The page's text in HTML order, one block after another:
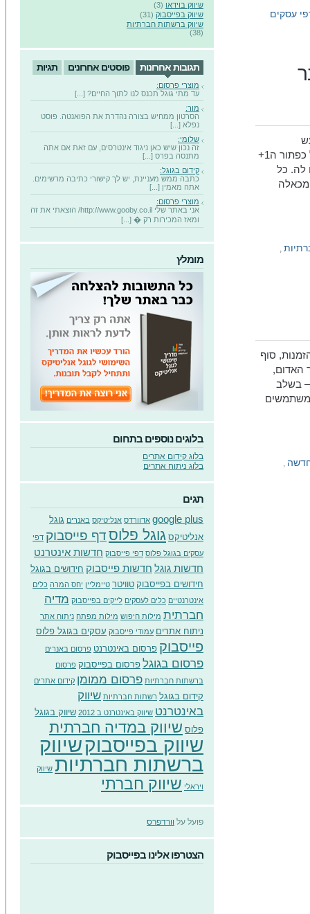
עסקים
והתרגשות. כתבתי גם על השינוי הצפוי בתוצאות חיפוש עקב השקה של כפתור ה1+
לה. כל
מכאלה
,
סוף
האדום,
– בשלב
,
שיווק בוידאו (3)
שיווק בפייסבוק (31)
שיווק ברשתות חברתיות
(38)
תגובות אחרונות פוסטים אחרונים תגיות
מוצרי פרסום:
עד מתי גוגל תכנס לנו לתוך החיים? [...]
מור:
הסרטון ממחיש בצורה נהדרת את הפואנטה. פוסט
נפלא [...]
שלומי:
זה נכון שיש כאן ניגוד אינטרסים, עם זאת אם אתה
מתנסה בפרס [...]
קידום בגוגל:
כתבה ממש מעניינת, יש לך קישורי כתיבה מרשימים.
אתה מאמין [...]
מוצרי פרסום:
אני באתר שלי http://www.gooby.co.il/ הוצאתי את זה
ומאז המכירות רק � [...]
מומלץ
בלוגים נוספים בתחום
בלוג קידום אתרים
בלוג ניתוח אתרים
תגים
google plus אדוורדס אנליטיקס באנרים גוגל
אנליטיקס גוגל פלוסדף פייסבוק דפי
עסקים בגוגל פלוס דפי פייסבוק חדשות אינטרנט
חדשות גוגל חדשות פייסבוק חידושים בגוגל
חידושים בפייסבוק טוויטר טיימליין יחס המרה כלים
אינטרנטיים כלים לעסקים לייקים בפייסבוק מדיה
חברתית מילות חיפוש מילות מפתח ניתוח אתר
ניתוח אתרים עמודי פייסבוק עסקים בגוגל פלוס
פייסבוק פרסום באינטרנט פרסום באנרים
פרסום בגוגל פרסום בפייסבוק פרסום
ברשתות חברתיות פרסום ממומן קידום אתרים
קידום בגוגל רשתות חברתיות שיווק
באינטרנט שיווק באינטרנט ב 2012
שיווק בגוגל
פלוס שיווק במדיה חברתית
שיווק בפייסבוקשיווק
ברשתות חברתיות שיווק
ויראלי שיווק חברתי
פועל על וורדפרס
הצטרפו אלינו בפייסבוק